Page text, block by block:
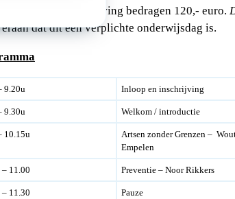
voor de inschrijving bedragen 120,- euro.
dat dit een verplichte onderwijsdag is.
9.20u Inloop en inschrijving
9.30u Welkom / introductie
10.15u
Artsen zonder Grenzen –
Empelen
– 11.00 Preventie – Noor Rikkers
– 11.30 Pauze